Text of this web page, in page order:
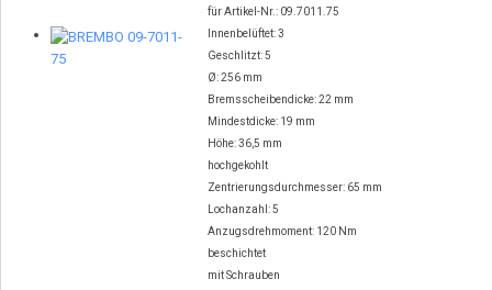
für Artikel-Nr.: 09.7011.75
Innenbelüftet: 3
Geschlitzt: 5
Ø: 256 mm
Bremsscheibendicke: 22 mm
Mindestdicke: 19 mm
Höhe: 36,5 mm
hochgekohlt
Zentrierungsdurchmesser: 65 mm
Lochanzahl: 5
Anzugsdrehmoment: 120 Nm
beschichtet
mit Schrauben